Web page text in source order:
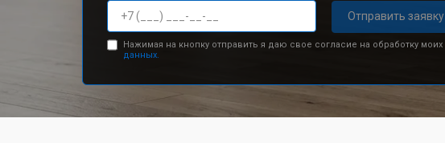
Отправить заявку
Нажимая на кнопку отправить я даю свое согласие на обработку моих
данных.